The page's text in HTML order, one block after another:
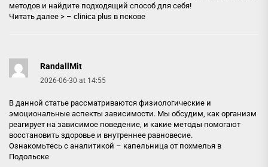
методов и найдите подходящий способ для себя!
Читать далее > – clinica plus в пскове
RandallMit
2026-06-30 at 14:55
В данной статье рассматриваются физиологические и
эмоциональные аспекты зависимости. Мы обсудим, как организм
реагирует на зависимое поведение, и какие методы помогают
восстановить здоровье и внутреннее равновесие.
Ознакомьтесь с аналитикой – капельница от похмелья в
Подольске